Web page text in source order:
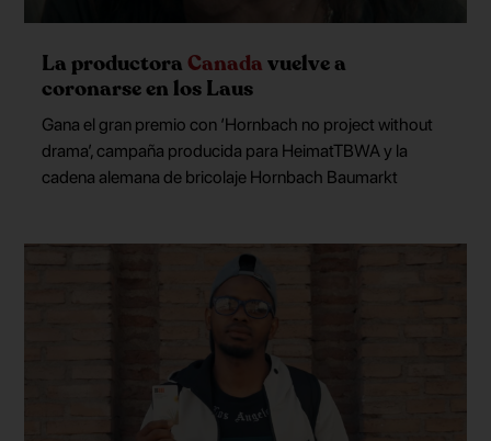
La productoraCanadavuelve a
coronarse en los Laus
Gana el gran premio con ‘Hornbach no project without
drama’, campaña producida para HeimatTBWA y la
cadena alemana de bricolaje Hornbach Baumarkt